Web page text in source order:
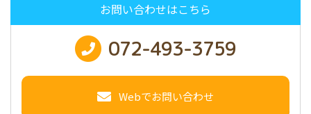
お問い合わせはこちら
072-493-3759
Webでお問い合わせ